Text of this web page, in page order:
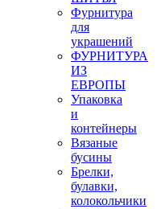
Фурнитура
для
украшений
ФУРНИТУРА
ИЗ
ЕВРОПЫ
Упаковка
и
контейнеры
Вязаные
бусины
Брелки,
булавки,
колокольчики